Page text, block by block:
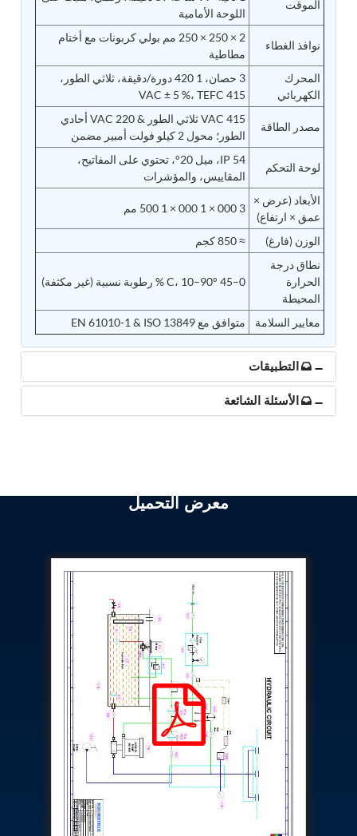
Oxygen Boosting System For Oxygen Generation
Plant Psa
Advanced Test & Calibration Bench for Integrated
Fuel Pump and Controller in Aircraft Engines
Integration Simulator
Vehicle-Mounted Expandable Battery Command
Post (BCP)
Universal Self-Generating Nitrogen Service Cart
(U-SGNSC)
General Purpose Pneumatic Test Rig
Mobile Aviation 400Hz Load Bank (Air-Cooled &
Water-Cooled Versions)
Aerospace Hydraulic Pump / Motor Test Bench
Modification of Command-and-Control Carrier
Motor Track (CCC-MT)
Fuel (ATF) Pump and Nozzle Pressure Ratio Test
Stand
Hydraulic Filter Test Bench
Chemical Weapon Destruction Facility
Burst Chamber for Hydrogen Cylinder Testing
Fuel Contents Gauging Probe Test Rig – Light
Combat Helicopter
Portable Pneumatic Test Rig for Rudder Actuator
Rudder & Tailplane Test Equipment
Advanced Life Support Oxygen Test Bench for Pilot
System
High Pressure Air Compressor Test Stand
Electrical & Hydraulic System for the Side Gear
Box (LH & RH) Test Rig
Aircraft Servo Valve Hydraulic Test Equipment
Hydro-Gas Suspension (HSU) Validation System
Aircraft Aggregate Flushing Rig
LP Shaft Torsion Fatigue Testing Machine
Integrated Aircraft Hydraulic Reservoir, Intensifier
& Control Module
Water Leak Testing System for Standard and Broad-
Gauge Rolling Stock
Aircraft Electro-Hydraulic Multi-Channel Power
Drive Loading Rig
Aircraft Arresting Gear (AAG) system
Missile Canister Transportation Module
Multi-Port Flow Divider Test Bench
الموقت
اللوحة الأمامية
نوافذ الغطاء
2 × 250 × 250 مم بولي كربونات مع أختام
مطاطية
المحرك
الكهربائي
3 حصان، 1 420 دورة/دقيقة، ثلاثي الطور،
415 VAC ± 5 %، TEFC
مصدر الطاقة
415 VAC ثلاثي الطور & 220 VAC أحادي
الطور؛ محول 2 كيلو فولت أمبير مضمن
لوحة التحكم
IP 54، ميل 20°، تحتوي على المفاتيح،
المقاييس، والمؤشرات
الأبعاد (عرض ×
عمق × ارتفاع)
3 000 × 1 000 × 1 500 مم
الوزن (فارغ)
≈ 850 كجم
نطاق درجة
الحرارة
المحيطة
0–45 °C، 10–90 % رطوبة نسبية (غير مكثفة)
معايير السلامة متوافق مع EN 61010-1 & ISO 13849
التطبيقات
الأسئلة الشائعة
معرض التحميل